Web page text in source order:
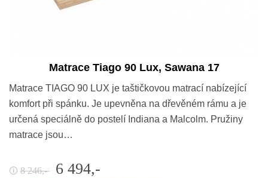
Matrace Tiago 90 Lux, Sawana 17
Matrace TIAGO 90 LUX je taštičkovou matrací nabízející
komfort při spánku. Je upevněna na dřevěném rámu a je
určená speciálně do postelí Indiana a Malcolm. Pružiny
matrace jsou…
🛈 8 246,- 6 494,-